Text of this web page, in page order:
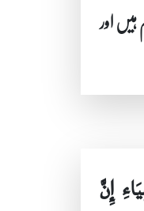
اور
إِنَّ